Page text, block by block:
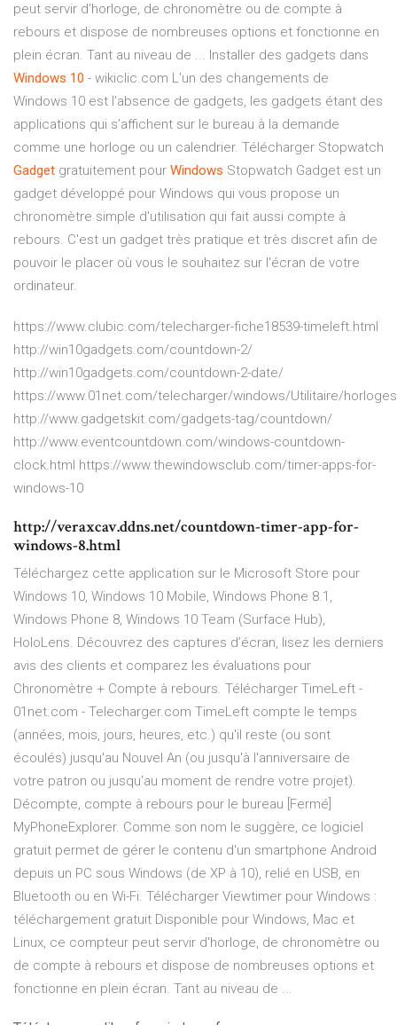
peut servir d'horloge, de chronomètre ou de compte à
rebours et dispose de nombreuses options et fonctionne en
plein écran. Tant au niveau de ... Installer des gadgets dans
Windows 10 - wikiclic.com L’un des changements de
Windows 10 est l’absence de gadgets, les gadgets étant des
applications qui s’affichent sur le bureau à la demande
comme une horloge ou un calendrier. Télécharger Stopwatch
Gadget gratuitement pour Windows Stopwatch Gadget est un
gadget développé pour Windows qui vous propose un
chronomètre simple d'utilisation qui fait aussi compte à
rebours. C'est un gadget très pratique et très discret afin de
pouvoir le placer où vous le souhaitez sur l'écran de votre
ordinateur.
https://www.clubic.com/telecharger-fiche18539-timeleft.html
http://win10gadgets.com/countdown-2/
http://win10gadgets.com/countdown-2-date/
https://www.01net.com/telecharger/windows/Utilitaire/
http://www.gadgetskit.com/gadgets-tag/countdown/
http://www.eventcountdown.com/windows-countdown-
clock.html https://www.thewindowsclub.com/timer-apps-for-
windows-10
http://veraxcav.ddns.net/countdown-timer-app-for-
windows-8.html
Téléchargez cette application sur le Microsoft Store pour
Windows 10, Windows 10 Mobile, Windows Phone 8.1,
Windows Phone 8, Windows 10 Team (Surface Hub),
HoloLens. Découvrez des captures d’écran, lisez les derniers
avis des clients et comparez les évaluations pour
Chronomètre + Compte à rebours. Télécharger TimeLeft -
01net.com - Telecharger.com TimeLeft compte le temps
(années, mois, jours, heures, etc.) qu'il reste (ou sont
écoulés) jusqu'au Nouvel An (ou jusqu'à l'anniversaire de
votre patron ou jusqu'au moment de rendre votre projet).
Décompte, compte à rebours pour le bureau [Fermé]
MyPhoneExplorer. Comme son nom le suggère, ce logiciel
gratuit permet de gérer le contenu d'un smartphone Android
depuis un PC sous Windows (de XP à 10), relié en USB, en
Bluetooth ou en Wi-Fi. Télécharger Viewtimer pour Windows :
téléchargement gratuit Disponible pour Windows, Mac et
Linux, ce compteur peut servir d'horloge, de chronomètre ou
de compte à rebours et dispose de nombreuses options et
fonctionne en plein écran. Tant au niveau de ...